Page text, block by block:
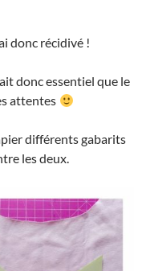
donc récidivé !
donc essentiel que le
attentes
différents gabarits
les deux.